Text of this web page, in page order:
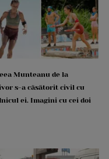
Munteanu de la
s-a căsătorit civil cu
ei. Imagini cu cei doi